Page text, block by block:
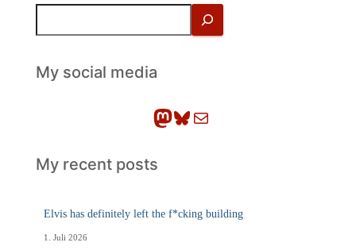
h
eMy social media
Mastodon Bluesky E-Mail
My recent posts
Elvis has definitely left the f*cking building
1. Juli 2026